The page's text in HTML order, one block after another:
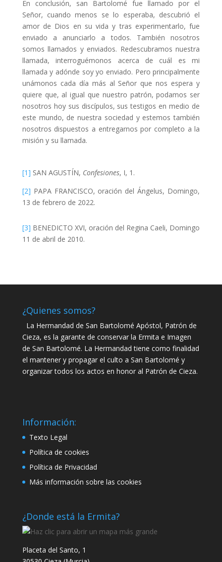
En conclusión, san Bartolomé fue llamado por el
Señor, cuando menos se lo esperaba, descubrió el
amor de Dios en su vida y tras experimentarlo, fue
enviado a anunciarlo a todos. También nosotros
somos llamados y enviados. Redescubramos nuestra
llamada, interroguémonos acerca de cuál es mi
llamada y adónde soy yo enviado. Pero principalmente
unámonos cada día más al Señor que nos espera y
quiere que, al igual que nuestro patrón, podamos ser
nosotros hoy sus discípulos, sus testigos en medio de
este mundo, de nuestra sociedad y estemos también
nosotros dispuestos a entregarnos por completo a la
misión y su llamada.
[1] SAN AGUSTÍN, Confesiones, I, 1.
[2] PAPA FRANCISCO, oración del Ángelus, Domingo,
13 de febrero de 2022.
[3] BENEDICTO XVI, oración del Regina Caeli, Domingo
11 de abril de 2010.
¿Quienes somos?
La Hermandad de San Bartolomé Apóstol, Patrón de
Cieza, es la garante de conservar la Ermita e Imagen
de San Bartolomé. La Hermandad tiene como finalidad
el mantener y propagar el culto a San Bartolomé y
organizar todos los actos en honor al Patrón de Cieza.
Información:
Texto Legal
Política de cookies
Política de Privacidad
Más información sobre las cookies
¿Donde está la Ermita?
Placeta del Santo, 1